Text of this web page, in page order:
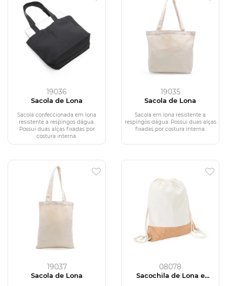
19036
Sacola de Lona
Sacola confeccionada em lona
resistente a respingos dágua.
Possui duas alças fixadas por
costura interna.
19035
Sacola de Lona
Sacola em lona resistente a
respingos dágua. Possui duas alças
fixadas por costura interna.
19037
Sacola de Lona
08078
Sacochila de Lona e